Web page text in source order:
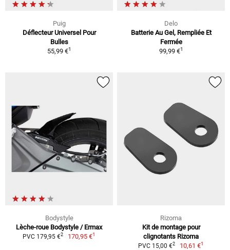
Puig
Déflecteur Universel Pour
Bulles
55,99 €1
Delo
Batterie Au Gel, Rempliée Et
Fermée
99,99 €1
Bodystyle
Lèche-roue Bodystyle / Ermax
PVC 179,95 €2 170,95 €1
Rizoma
Kit de montage pour
clignotants Rizoma
PVC 15,00 €2 10,61 €1